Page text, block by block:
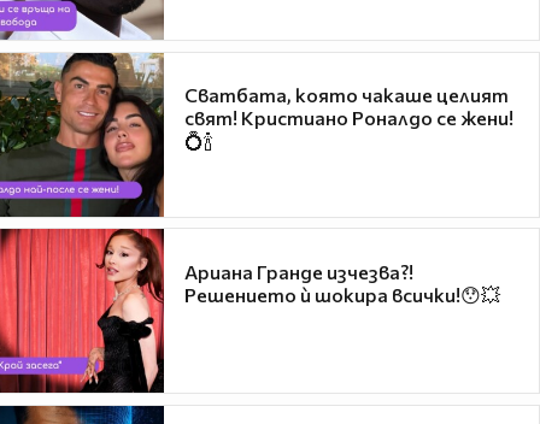
Сватбата, която чакаше целият
свят! Кристиано Роналдо се жени!
💍🍾
Ариана Гранде изчезва?!
Решението ѝ шокира всички!😯💥